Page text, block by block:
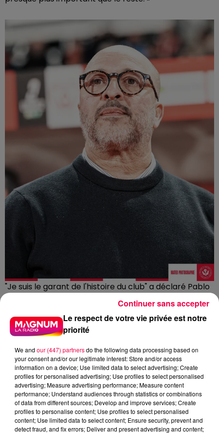
"Je suis le garant de l'histoire du club" a déclaré Pablo
Correa. Crédits : Mateo Photographie - Fans of Nancy
"JE SUIS LE GARANT DE L'HISTOIRE
DU CLUB"
Arrivé en novembre 2023 pour sauver un club englué
en National, Correa rappelle ce que représente pour
lui l'ASNL : « Dans ma tête, je n'ai jamais pensé que je
pourrais devenir l'entraîneur qui allait amener Nancy
en N2. J'ai fait comprendre aux joueurs tout ce que ça
représente d'être à l'ASNL. Je suis le garant de
l'histoire du club, quelque part. » Un attachement de
Le respect de votre vie privée est notre
priorité
We and our (447) partnersdo the following data processing based on
your consent and/or our legitimate interest: Store and/or access
information on a device; Use limited data to select advertising; Create
profiles for personalised advertising; Use profiles to select personalised
advertising; Measure advertising performance; Measure content
performance; Understand audiences through statistics or combinations
of data from different sources; Develop and improve services; Create
profiles to personalise content; Use profiles to select personalised
content; Use limited data to select content; Ensure security, prevent and
detect fraud, and fix errors; Deliver and present advertising and content;
Continuer sans accepter